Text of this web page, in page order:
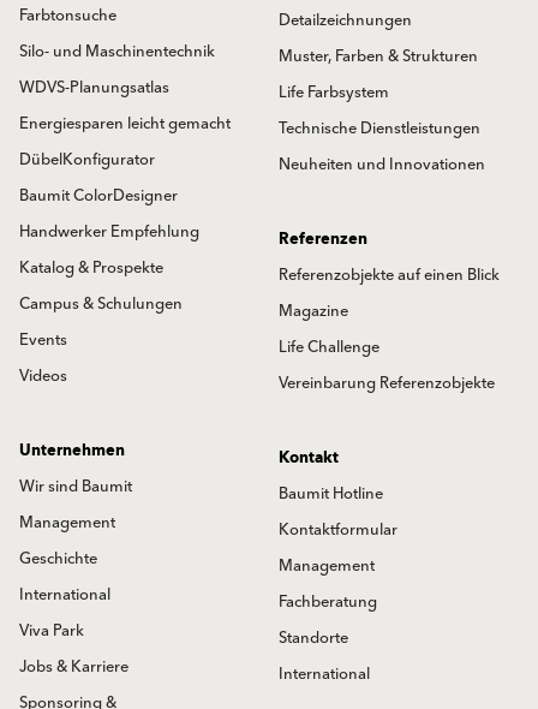
Farbtonsuche
Silo- und Maschinentechnik
WDVS-Planungsatlas
Energiesparen leicht gemacht
DübelKonfigurator
Baumit ColorDesigner
Handwerker Empfehlung
Katalog & Prospekte
Campus & Schulungen
Events
Videos
Detailzeichnungen
Muster, Farben & Strukturen
Life Farbsystem
Technische Dienstleistungen
Neuheiten und Innovationen
Referenzen
Referenzobjekte auf einen Blick
Magazine
Life Challenge
Vereinbarung Referenzobjekte
Unternehmen
Wir sind Baumit
Management
Geschichte
International
Viva Park
Jobs & Karriere
Sponsoring &
Kontakt
Baumit Hotline
Kontaktformular
Management
Fachberatung
Standorte
International